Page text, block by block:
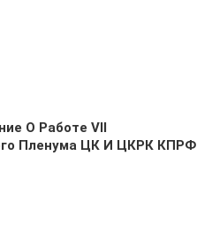
О Работе VII
Пленума ЦК И ЦКРК КПРФ